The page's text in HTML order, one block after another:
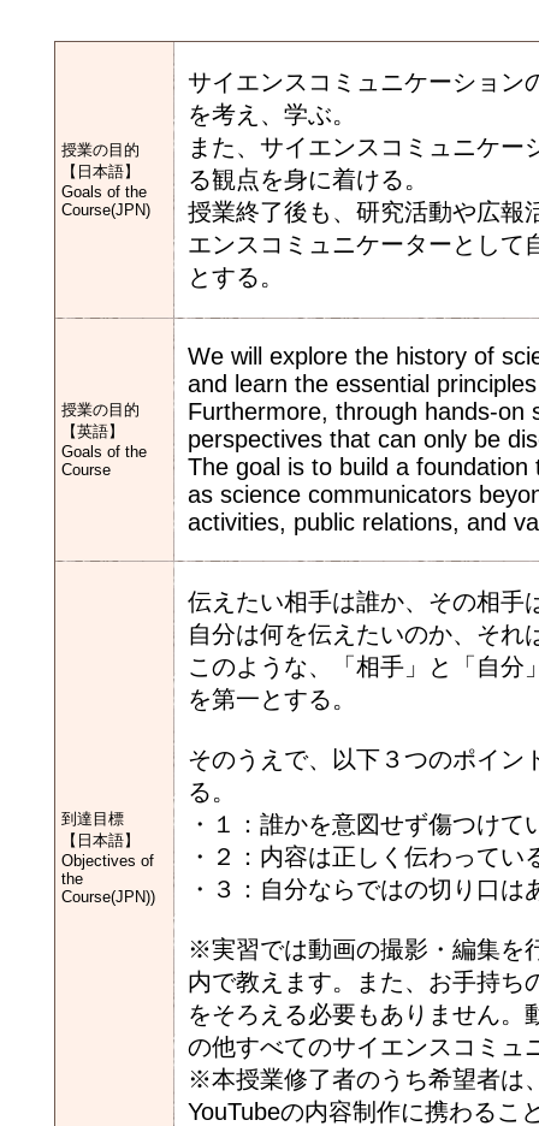
授業の目的
【日本語】
Goals of the
Course(JPN)
サイエンスコミュニケーション
を考え、学ぶ。
また、サイエンスコミュニケ
る観点を身に着ける。
授業終了後も、研究活動や広報
エンスコミュニケーターとして
とする。
授業の目的
【英語】
Goals of the
Course
We will explore the history of
and learn the essential
Furthermore, through hands-on
perspectives that can only be
The goal is to build a
as science communicators
activities, public relations, and
到達目標
【日本語】
Objectives of
the
Course(JPN))
伝えたい相手は誰か、その相手
自分は何を伝えたいのか、それ
このような、「相手」と「自分
を第一とする。
そのうえで、以下３つのポイン
る。
・１：誰かを意図せず傷つけて
・２：内容は正しく伝わってい
・３：自分ならではの切り口は
※実習では動画の撮影・編集を
内で教えます。また、お手持ち
をそろえる必要もありません。
の他すべてのサイエンスコミュ
※本授業修了者のうち希望者は
YouTubeの内容制作に携わるこ